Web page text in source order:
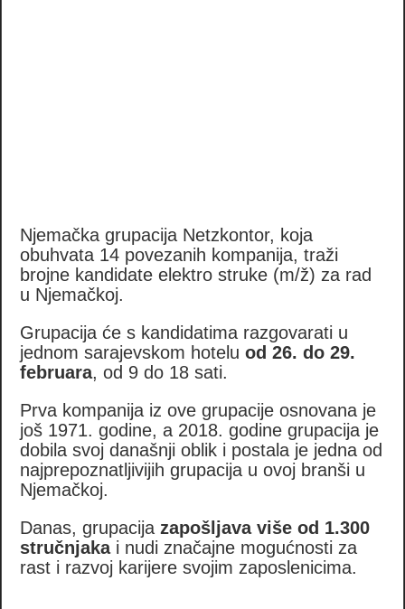
Njemačka grupacija Netzkontor, koja
obuhvata 14 povezanih kompanija, traži
brojne kandidate elektro struke (m/ž) za rad
u Njemačkoj.
Grupacija će s kandidatima razgovarati u
jednom sarajevskom hotelu od 26. do 29.
februara, od 9 do 18 sati.
Prva kompanija iz ove grupacije osnovana je
još 1971. godine, a 2018. godine grupacija je
dobila svoj današnji oblik i postala je jedna od
najprepoznatljivijih grupacija u ovoj branši u
Njemačkoj.
Danas, grupacijazapošljava više od 1.300
stručnjakai nudi značajne mogućnosti za
rast i razvoj karijere svojim zaposlenicima.